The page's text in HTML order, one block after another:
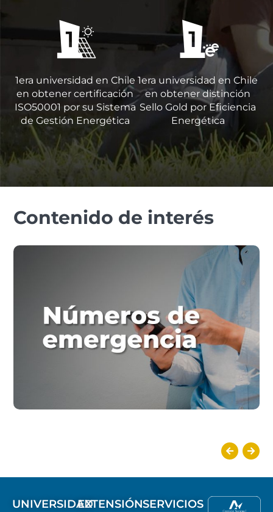
1era universidad en Chile
en obtener certificación
ISO50001 por su Sistema
de Gestión Energética
1era universidad en Chile
en obtener distinción
Sello Gold por Eficiencia
Energética
Contenido de interés
UNIVERSIDADEXTENSIÓNSERVICIOS